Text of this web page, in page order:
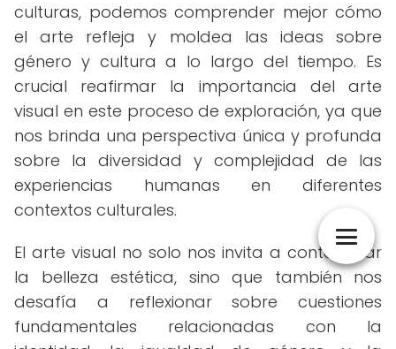
culturas, podemos comprender mejor cómo
el arte refleja y moldea las ideas sobre
género y cultura a lo largo del tiempo. Es
crucial reafirmar la importancia del arte
visual en este proceso de exploración, ya que
nos brinda una perspectiva única y profunda
sobre la diversidad y complejidad de las
experiencias humanas en diferentes
contextos culturales.
El arte visual no solo nos invita a contemplar
la belleza estética, sino que también nos
desafía a reflexionar sobre cuestiones
fundamentales relacionadas con la